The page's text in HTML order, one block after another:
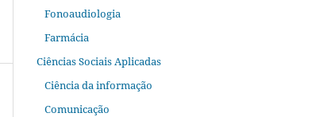
Fonoaudiologia
Farmácia
Ciências Sociais Aplicadas
Ciência da informação
Comunicação